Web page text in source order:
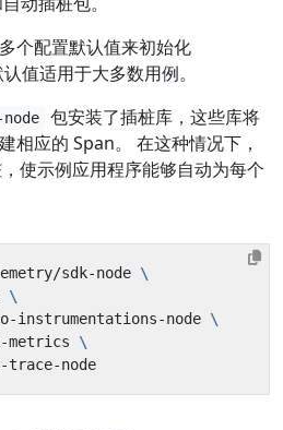
个配置默认值来初始化
值适用于大多数用例。
包安装了插桩库，这些库将
相应的 Span。 在这种情况下，
使示例应用程序能够自动为每个
sdk-node
instrumentations-node
metrics